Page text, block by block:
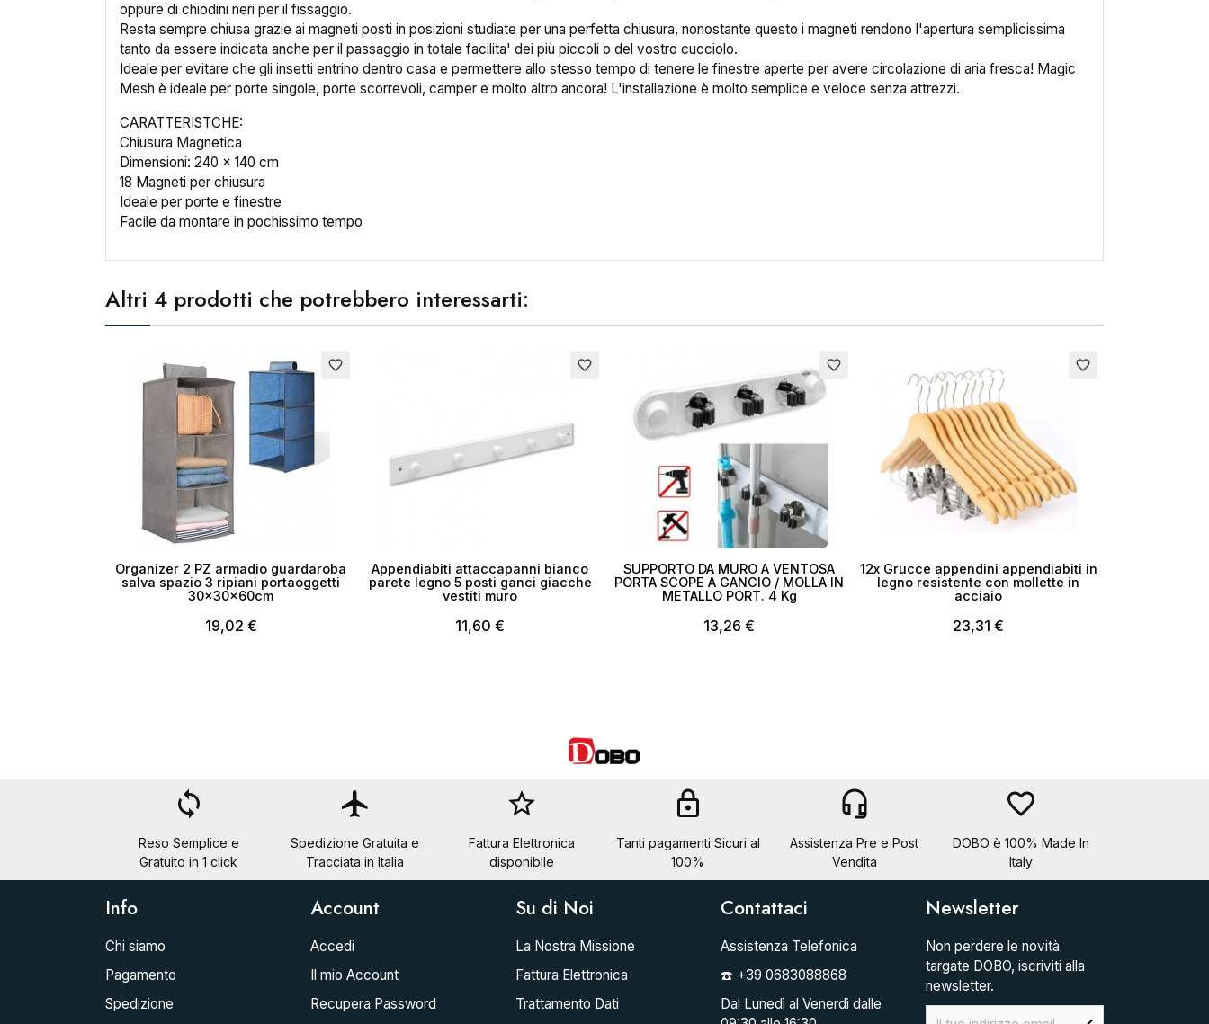
oppure di chiodini neri per il fissaggio.
Resta sempre chiusa grazie ai magneti posti in posizioni studiate per una perfetta chiusura, nonostante questo i magneti rendono l'apertura semplicissima
tanto da essere indicata anche per il passaggio in totale facilita' dei più piccoli o del vostro cucciolo.
Ideale per evitare che gli insetti entrino dentro casa e permettere allo stesso tempo di tenere le finestre aperte per avere circolazione di aria fresca! Magic
Mesh è ideale per porte singole, porte scorrevoli, camper e molto altro ancora! L'installazione è molto semplice e veloce senza attrezzi.
CARATTERISTCHE:
Chiusura Magnetica
Dimensioni: 240 x 140 cm
18 Magneti per chiusura
Ideale per porte e finestre
Facile da montare in pochissimo tempo
Altri 4 prodotti che potrebbero interessarti:
favorite_border
Organizer 2 PZ armadio guardaroba
salva spazio 3 ripiani portaoggetti
30x30x60cm
19,02 €
favorite_border
Appendiabiti attaccapanni bianco
parete legno 5 posti ganci giacche
vestiti muro
11,60 €
favorite_border
SUPPORTO DA MURO A VENTOSA
PORTA SCOPE A GANCIO / MOLLA IN
METALLO PORT. 4 Kg
13,26 €
favorite_border
12x Grucce appendini appendiabiti in
legno resistente con mollette in
acciaio
23,31 €
loop
Reso Semplice e
Gratuito in 1 click
flight
Spedizione Gratuita e
Tracciata in Italia
star_border
Fattura Elettronica
disponibile
lock
Tanti pagamenti Sicuri al
100%
headset_mic
Assistenza Pre e Post
Vendita
favorite_border
DOBO è 100% Made In
Italy
Info
Chi siamo
Pagamento
Spedizione
Account
Accedi
Il mio Account
Recupera Password
Su di Noi
La Nostra Missione
Fattura Elettronica
Trattamento Dati
Contattaci
Assistenza Telefonica
☎️ +39 0683088868
Dal Lunedì al Venerdì dalle
Newsletter
Non perdere le novità
targate DOBO, iscriviti alla
newsletter.
Crea lista dei desideri ×